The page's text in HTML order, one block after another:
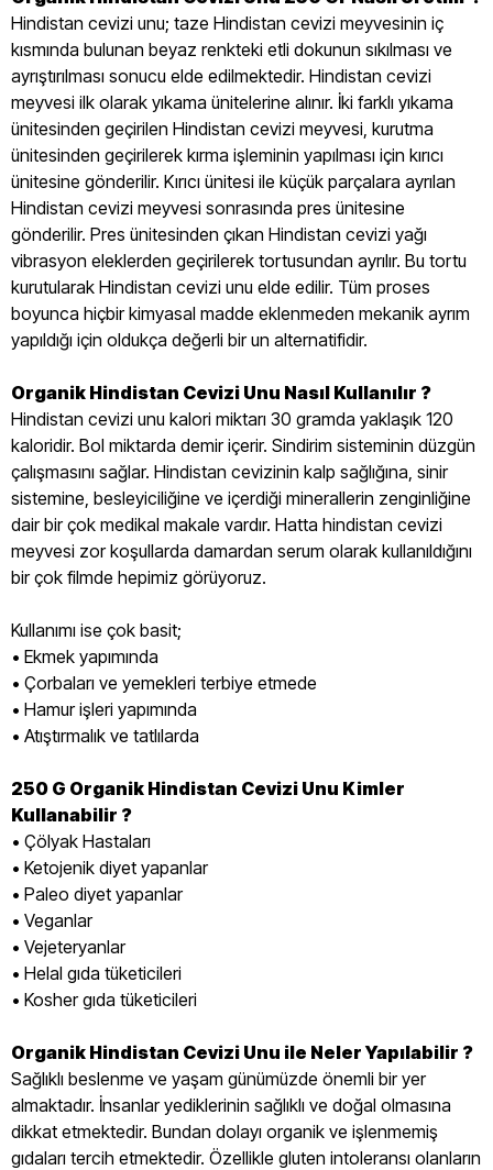
Hindistan cevizi unu; taze Hindistan cevizi meyvesinin iç
kısmında bulunan beyaz renkteki etli dokunun sıkılması ve
ayrıştırılması sonucu elde edilmektedir. Hindistan cevizi
meyvesi ilk olarak yıkama ünitelerine alınır. İki farklı yıkama
ünitesinden geçirilen Hindistan cevizi meyvesi, kurutma
ünitesinden geçirilerek kırma işleminin yapılması için kırıcı
ünitesine gönderilir. Kırıcı ünitesi ile küçük parçalara ayrılan
Hindistan cevizi meyvesi sonrasında pres ünitesine
gönderilir. Pres ünitesinden çıkan Hindistan cevizi yağı
vibrasyon eleklerden geçirilerek tortusundan ayrılır. Bu tortu
kurutularak Hindistan cevizi unu elde edilir. Tüm proses
boyunca hiçbir kimyasal madde eklenmeden mekanik ayrım
yapıldığı için oldukça değerli bir un alternatifidir.
Organik Hindistan Cevizi Unu Nasıl Kullanılır ?
Hindistan cevizi unu kalori miktarı 30 gramda yaklaşık 120
kaloridir. Bol miktarda demir içerir. Sindirim sisteminin düzgün
çalışmasını sağlar. Hindistan cevizinin kalp sağlığına, sinir
sistemine, besleyiciliğine ve içerdiği minerallerin zenginliğine
dair bir çok medikal makale vardır. Hatta hindistan cevizi
meyvesi zor koşullarda damardan serum olarak kullanıldığını
bir çok filmde hepimiz görüyoruz.
Kullanımı ise çok basit;
• Ekmek yapımında
• Çorbaları ve yemekleri terbiye etmede
• Hamur işleri yapımında
• Atıştırmalık ve tatlılarda
250 G Organik Hindistan Cevizi Unu Kimler
Kullanabilir ?
• Çölyak Hastaları
• Ketojenik diyet yapanlar
• Paleo diyet yapanlar
• Veganlar
• Vejeteryanlar
• Helal gıda tüketicileri
• Kosher gıda tüketicileri
Organik Hindistan Cevizi Unu ile Neler Yapılabilir ?
Sağlıklı beslenme ve yaşam günümüzde önemli bir yer
almaktadır. İnsanlar yediklerinin sağlıklı ve doğal olmasına
dikkat etmektedir. Bundan dolayı organik ve işlenmemiş
gıdaları tercih etmektedir. Özellikle gluten intoleransı olanların